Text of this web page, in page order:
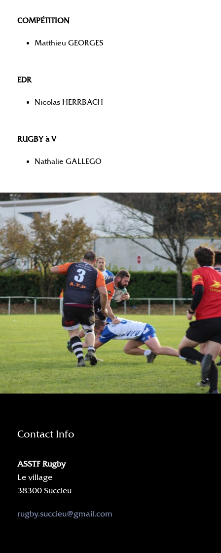
COMPÉTITION
Matthieu GEORGES
EDR
Nicolas HERRBACH
RUGBY à V
Nathalie GALLEGO
Contact Info
ASSTF Rugby
Le village
38300 Succieu
rugby.succieu@gmail.com